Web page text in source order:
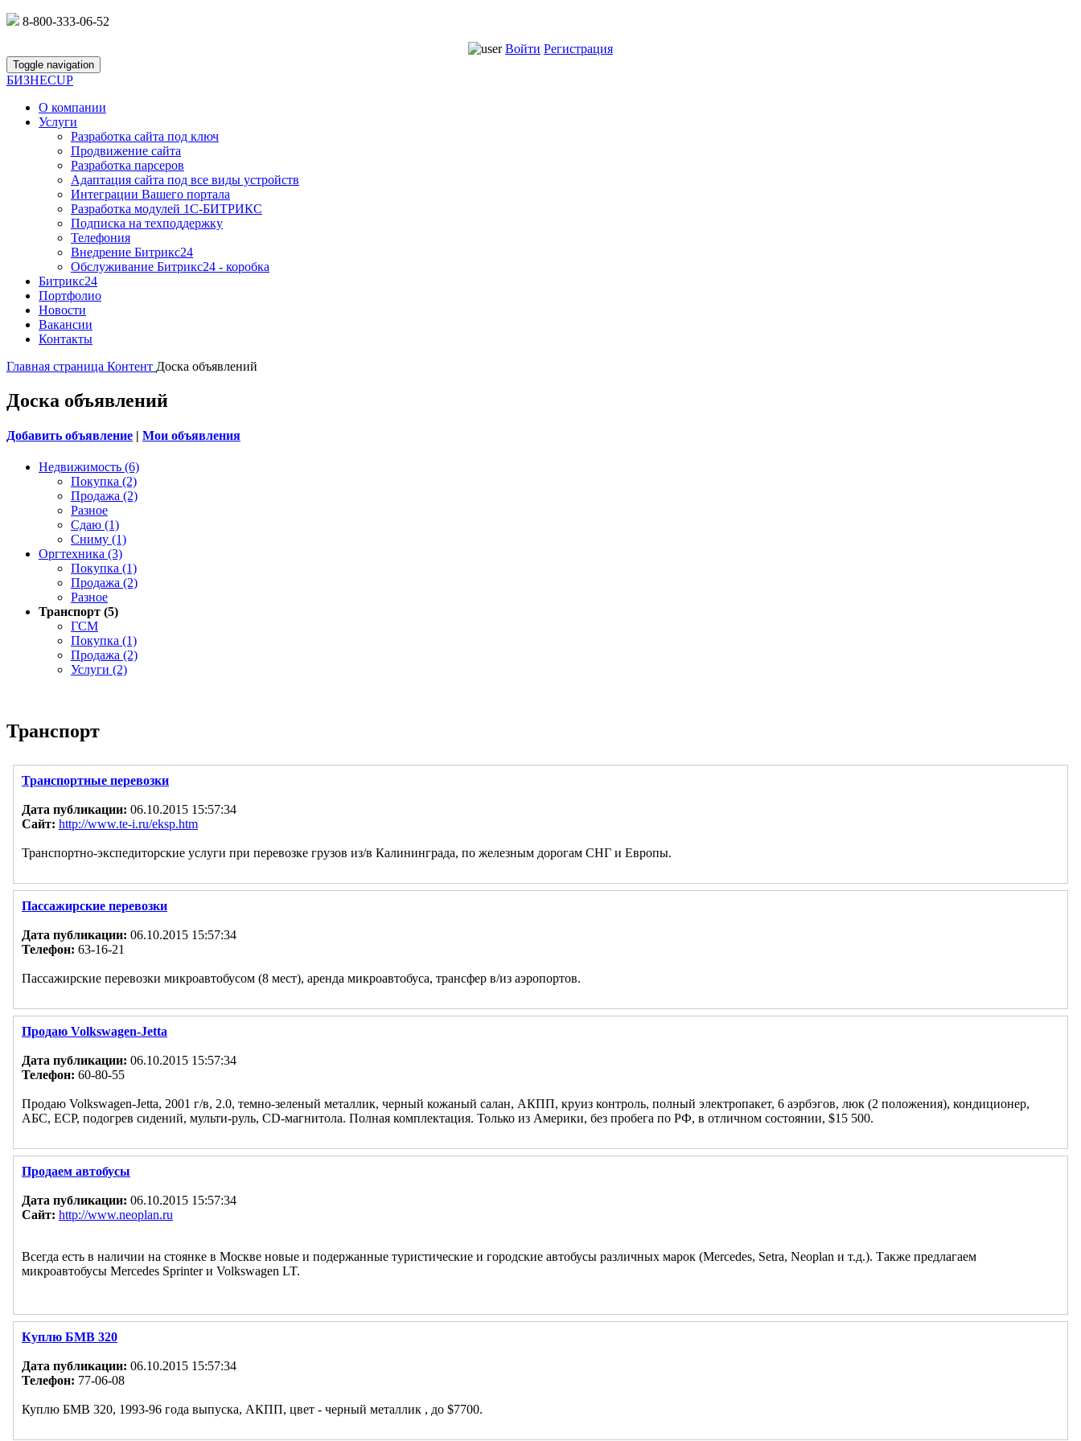
8-800-333-06-52
Войти Регистрация
Toggle navigation
БИЗНЕСUP
О компании
Услуги
Разработка сайта под ключ
Продвижение сайта
Разработка парсеров
Адаптация сайта под все виды устройств
Интеграции Вашего портала
Разработка модулей 1С-БИТРИКС
Подписка на техподдержку
Телефония
Внедрение Битрикс24
Обслуживание Битрикс24 - коробка
Битрикс24
Портфолио
Новости
Вакансии
Контакты
Главная страница Контент Доска объявлений
Доска объявлений
Добавить объявление | Мои объявления
Недвижимость (6)
Покупка (2)
Продажа (2)
Разное
Сдаю (1)
Сниму (1)
Оргтехника (3)
Покупка (1)
Продажа (2)
Разное
Транспорт (5)
ГСМ
Покупка (1)
Продажа (2)
Услуги (2)
Транспорт
Транспортные перевозки
Дата публикации: 06.10.2015 15:57:34
Сайт: http://www.te-i.ru/eksp.htm
Транспортно-экспедиторские услуги при перевозке грузов из/в Калининграда, по железным дорогам СНГ и Европы.
Пассажирские перевозки
Дата публикации: 06.10.2015 15:57:34
Телефон: 63-16-21
Пассажирские перевозки микроавтобусом (8 мест), аренда микроавтобуса, трансфер в/из аэропортов.
Продаю Volkswagen-Jetta
Дата публикации: 06.10.2015 15:57:34
Телефон: 60-80-55
Продаю Volkswagen-Jetta, 2001 г/в, 2.0, темно-зеленый металлик, черный кожаный салан, АКПП, круиз контроль, полный электропакет, 6 аэрбэгов, люк (2 положения), кондиционер,
АБС, ECP, подогрев сидений, мульти-руль, CD-магнитола. Полная комплектация. Только из Америки, без пробега по РФ, в отличном состоянии, $15 500.
Продаем автобусы
Дата публикации: 06.10.2015 15:57:34
Сайт: http://www.neoplan.ru
Всегда есть в наличии на стоянке в Москве новые и подержанные туристические и городские автобусы различных марок (Mercedes, Setra, Neoplan и т.д.). Также предлагаем
микроавтобусы Mercedes Sprinter и Volkswagen LT.
Куплю БМВ 320
Дата публикации: 06.10.2015 15:57:34
Телефон: 77-06-08
Куплю БМВ 320, 1993-96 года выпуска, АКПП, цвет - черный металлик , до $7700.